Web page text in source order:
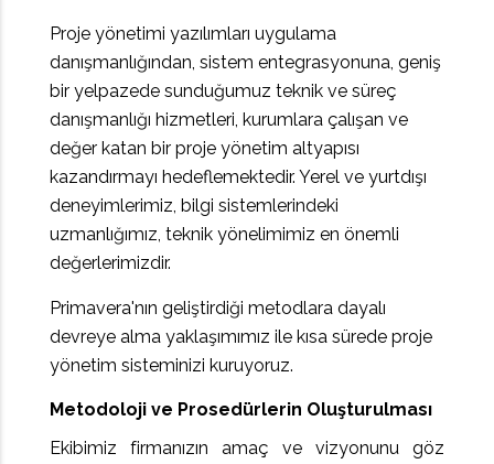
Proje yönetimi yazılımları uygulama
danışmanlığından, sistem entegrasyonuna, geniş
bir yelpazede sunduğumuz teknik ve süreç
danışmanlığı hizmetleri, kurumlara çalışan ve
değer katan bir proje yönetim altyapısı
kazandırmayı hedeflemektedir. Yerel ve yurtdışı
deneyimlerimiz, bilgi sistemlerindeki
uzmanlığımız, teknik yönelimimiz en önemli
değerlerimizdir.
Primavera'nın geliştirdiği metodlara dayalı
devreye alma yaklaşımımız ile kısa sürede proje
yönetim sisteminizi kuruyoruz.
Metodoloji ve Prosedürlerin Oluşturulması
Ekibimiz firmanızın amaç ve vizyonunu göz